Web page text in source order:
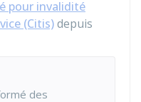
pour invalidité
(Citis)depuis
des